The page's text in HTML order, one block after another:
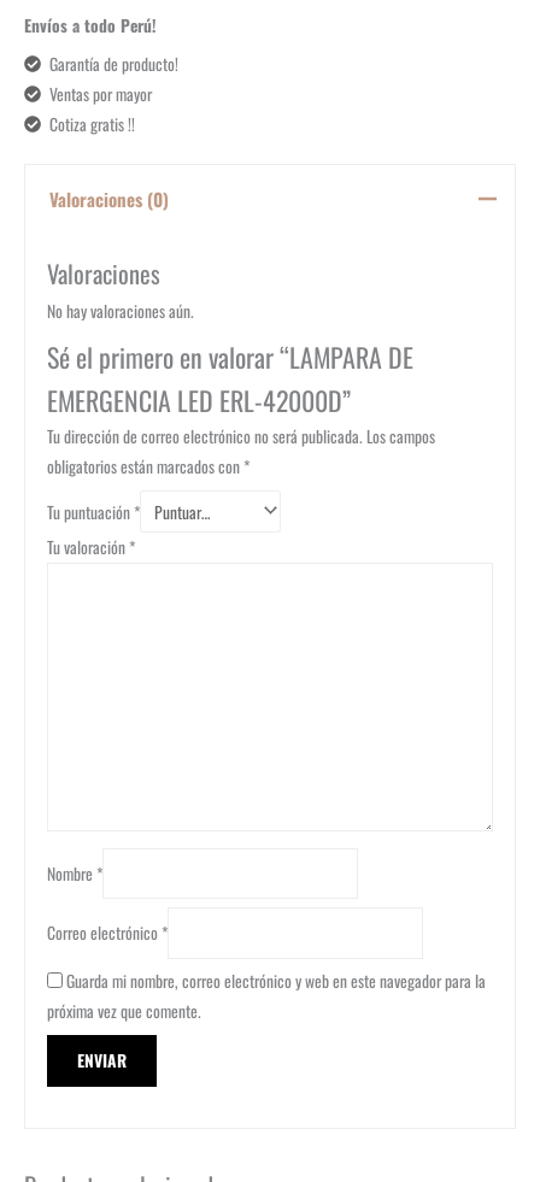
Envíos a todo Perú!
Garantía de producto!
Ventas por mayor
Cotiza gratis !!
Valoraciones (0)
Valoraciones
No hay valoraciones aún.
Sé el primero en valorar “LAMPARA DE
EMERGENCIA LED ERL-42000D”
Tu dirección de correo electrónico no será publicada. Los campos
obligatorios están marcados con*
Tu puntuación*
Tu valoración*
Nombre *
Correo electrónico*
Guarda mi nombre, correo electrónico y web en este navegador para la
próxima vez que comente.